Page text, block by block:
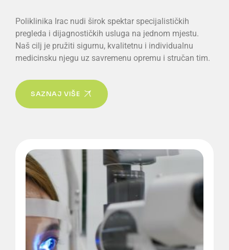
Poliklinika Irac nudi širok spektar specijalističkih
pregleda i dijagnostičkih usluga na jednom mjestu.
Naš cilj je pružiti sigurnu, kvalitetnu i individualnu
medicinsku njegu uz savremenu opremu i stručan tim.
SAZNAJ VIŠE